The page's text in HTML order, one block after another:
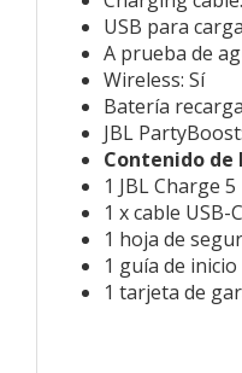
USB para
A prueba de
Wireless: Sí
Batería
JBL
Contenido de
1 JBL Charge 5
1 x cable USB-C
1 hoja de
1 guía de
1 tarjeta de